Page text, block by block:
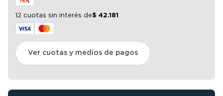
12 cuotas sin interés de$ 42.181
Ver cuotas y medios de pagos